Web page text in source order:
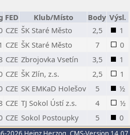
FED Klub/Místo Body Výsl.
CZE ŠK Staré Město 2,5
1
CZE ŠK Staré Město 7
0
CZE Zbrojovka Vsetín 3,5
1
CZE ŠK Zlín, z.s. 2,5
1
CZE SK EMKaD Holešov 5
½
CZE TJ Sokol Ústí z.s. 4
½
CZE Sokol Postoupky 5 0